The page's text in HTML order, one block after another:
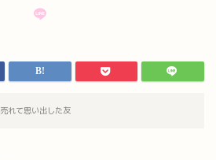
売れて思い出した友